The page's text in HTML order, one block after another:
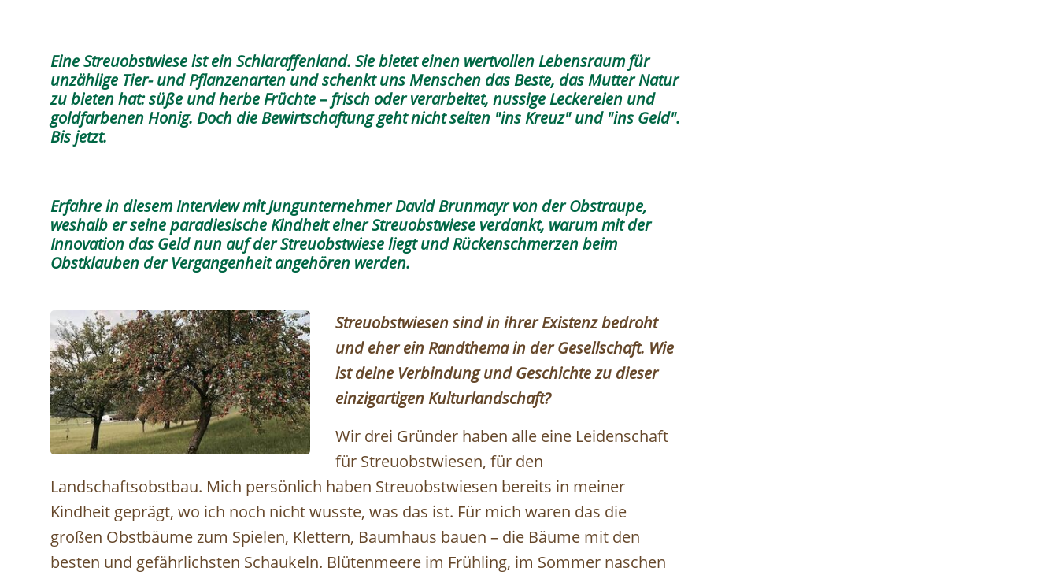
Eine Streuobstwiese ist ein Schlaraffenland. Sie bietet einen wertvollen Lebensraum für
unzählige Tier- und Pflanzenarten und schenkt uns Menschen das Beste, das Mutter Natur
zu bieten hat: süße und herbe Früchte – frisch oder verarbeitet, nussige Leckereien und
goldfarbenen Honig. Doch die Bewirtschaftung geht nicht selten "ins Kreuz" und "ins Geld".
Bis jetzt.
Erfahre in diesem Interview mit Jungunternehmer David Brunmayr von der Obstraupe,
weshalb er seine paradiesische Kindheit einer Streuobstwiese verdankt, warum mit der
Innovation das Geld nun auf der Streuobstwiese liegt und Rückenschmerzen beim
Obstklauben der Vergangenheit angehören werden.
Streuobstwiesen sind in ihrer Existenz bedroht
und eher ein Randthema in der Gesellschaft. Wie
ist deine Verbindung und Geschichte zu dieser
einzigartigen Kulturlandschaft?
Wir drei Gründer haben alle eine Leidenschaft
für Streuobstwiesen, für den
Landschaftsobstbau. Mich persönlich haben Streuobstwiesen bereits in meiner
Kindheit geprägt, wo ich noch nicht wusste, was das ist. Für mich waren das die
großen Obstbäume zum Spielen, Klettern, Baumhaus bauen – die Bäume mit den
besten und gefährlichsten Schaukeln. Blütenmeere im Frühling, im Sommer naschen